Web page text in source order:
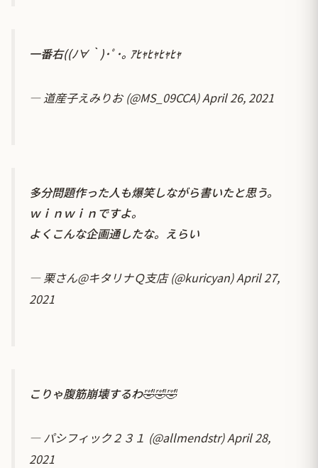
一番右((ﾉ∀｀)･ﾟ･｡ ｱﾋｬﾋｬﾋｬﾋｬ
— 道産子えみりお (@MS_09CCA)April 26, 2021
多分問題作った人も爆笑しながら書いたと思う。
ｗｉｎｗｉｎですよ。
よくこんな企画通したな。えらい
— 栗さん@キタリナＱ支店 (@kuricyan)April 27,
2021
こりゃ腹筋崩壊するわ🤣🤣🤣
— パシフィック２３１ (@allmendstr)April 28,
2021